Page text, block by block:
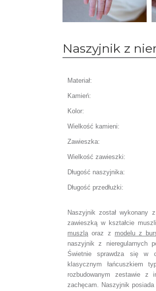
Naszyjnik z
Materiał:
Kamień:
Kolor:
Wielkość kamieni:
Zawieszka:
Wielkość zawieszki:
Długość naszyjnika:
Długość przedłużki:
Naszyjnik został wykonany
zawieszką w kształcie
muszląoraz z modelu z
naszyjnik z nieregularnych
Świetnie sprawdza się w
klasycznym łańcuszkiem
rozbudowanym zestawie z
zachęcam. Naszyjnik posiada